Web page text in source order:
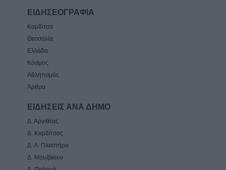
ΕΙΔΗΣΕΟΓΡΑΦΙΑ
Καρδίτσα
Θεσσαλία
Ελλάδα
Κόσμος
Αθλητισμός
Άρθρα
ΕΙΔΗΣΕΙΣ ΑΝΑ ΔΗΜΟ
Δ. Αργιθέας
Δ. Καρδίτσας
Δ. Λ. Πλαστήρα
Δ. Μουζάκιου